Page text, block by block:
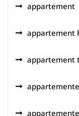
appartement
appartement
appartement
appartemente